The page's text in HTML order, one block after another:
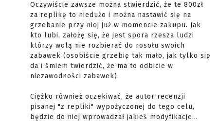
Oczywiście zawsze można stwierdzić, że te 800zł
za replikę to niedużo i można nastawić się na
grzebanie przy niej już w momencie zakupu. Jak
kto lubi, założę się, że jest spora rzesza ludzi
którzy wolą nie rozbierać do rosołu swoich
zabawek (osobiście grzebię tak mało, jak tylko się
da i śmiem twierdzić, że ma to odbicie w
niezawodności zabawek).
Ciężko również oczekiwać, że autor recenzji
pisanej "z repliki" wypożyczonej do tego celu,
będzie do niej wprowadzał jakieś modyfikacje...